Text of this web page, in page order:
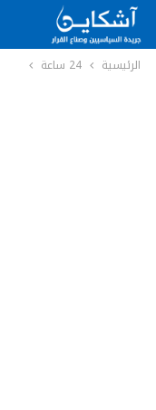
الرئيسية 24 ساعة